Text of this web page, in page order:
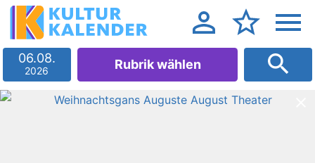
06.08.
2026 Rubrik wählen